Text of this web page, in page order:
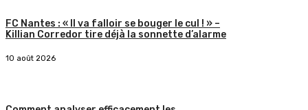
FC Nantes : « Il va falloir se bouger le cul ! » –
Killian Corredor tire déjà la sonnette d’alarme
10 août 2026